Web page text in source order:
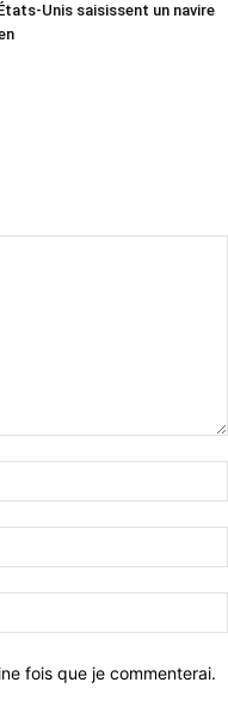
Unis saisissent un navire
fois que je commenterai.